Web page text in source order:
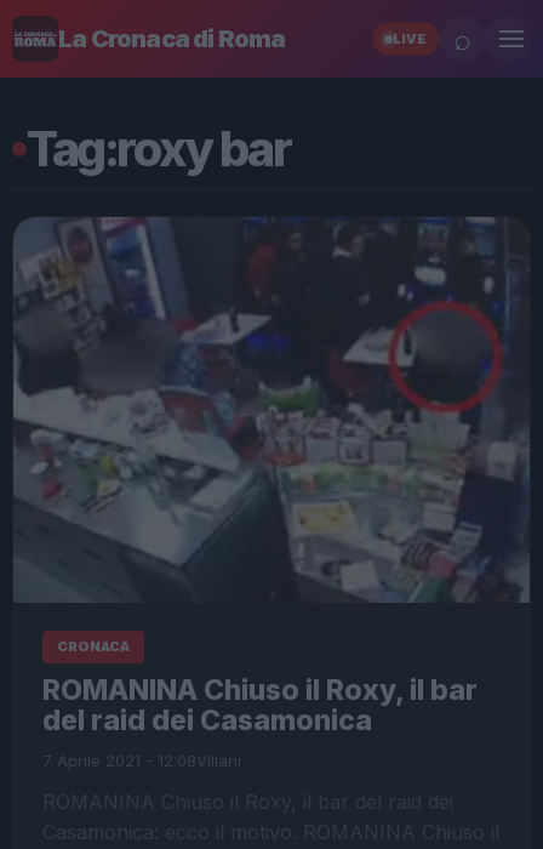
La Cronaca di Roma LIVE ⌕
Tag:roxy bar
CRONACA
ROMANINA Chiuso il Roxy, il bar
del raid dei Casamonica
7 Aprile 2021 - 12:08Villani
ROMANINA Chiuso il Roxy, il bar del raid dei
Casamonica: ecco il motivo. ROMANINA Chiuso il